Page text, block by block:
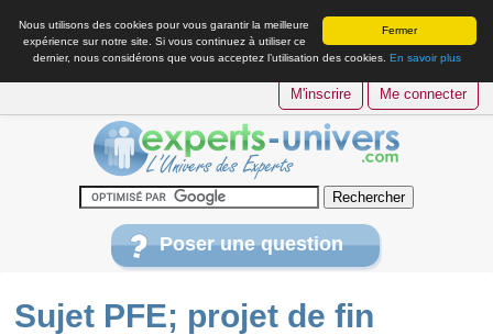
Fermer
Nous utilisons des cookies pour vous garantir la meilleure
expérience sur notre site. Si vous continuez à utiliser ce
dernier, nous considérons que vous acceptez l’utilisation des cookies. En savoir plus
M'inscrire Me connecter
Poser une question
Sujet PFE; projet de fin